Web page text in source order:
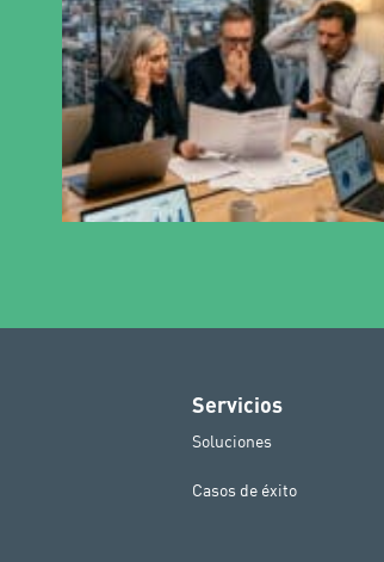
Servicios
Soluciones
Casos de éxito